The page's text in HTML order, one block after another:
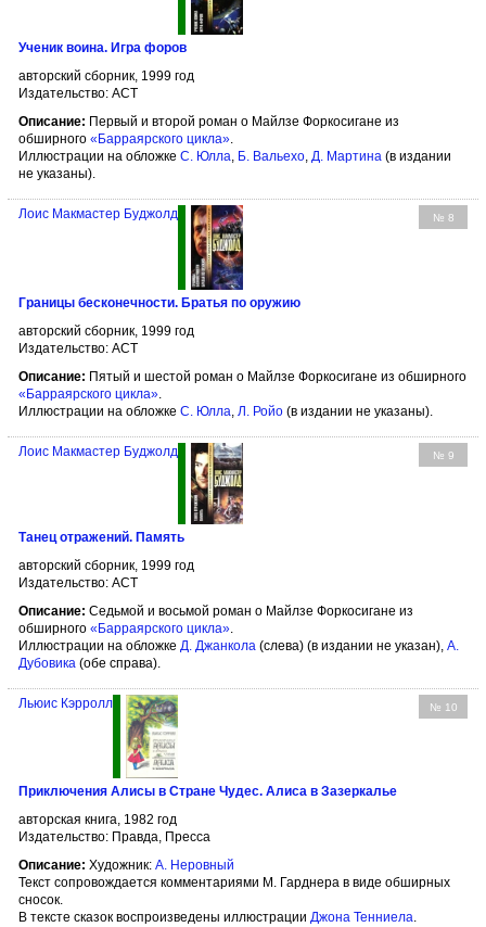
Ученик воина. Игра форов
авторский сборник, 1999 год
Издательство: АСТ
Описание: Первый и второй роман о Майлзе Форкосигане из
обширного «Барраярского цикла».
Иллюстрации на обложке С. Юлла, Б. Вальехо, Д. Мартина (в издании
не указаны).
№ 8
Лоис Макмастер Буджолд
Границы бесконечности. Братья по оружию
авторский сборник, 1999 год
Издательство: АСТ
Описание: Пятый и шестой роман о Майлзе Форкосигане из обширного
«Барраярского цикла»
Иллюстрации на обложке С. Юлла Л. Ройо (в издании не указаны).
№ 9
Лоис Макмастер Буджолд
Танец отражений. Память
авторский сборник, 1999 год
Издательство: АСТ
Описание: Седьмой и восьмой роман о Майлзе Форкосигане из
обширного «Барраярского цикла»
Иллюстрации на обложке Д. Джанкола (слева) (в издании не указан), А.
Дубовика (обе справа).
№ 10
Льюис Кэрролл
Приключения Алисы в Стране Чудес. Алиса в Зазеркалье
авторская книга, 1982 год
Издательство: Правда, Пресса
Описание: Художник: А. Неровный
Текст сопровождается комментариями М. Гарднера в виде обширных
сносок.
В тексте сказок воспроизведены иллюстрации Джона Тенниела.